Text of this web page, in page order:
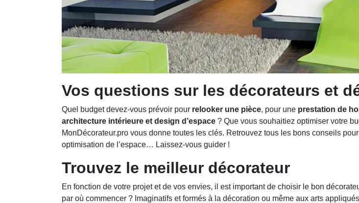
Vos questions sur les décorateurs et
Quel budget devez-vous prévoir pour relooker une pièce, pour une prestation de
architecture intérieure et design d’espace ? Que vous souhaitiez optimiser votre
MonDécorateur.pro vous donne toutes les clés. Retrouvez tous les bons conseils
optimisation de l’espace… Laissez-vous guider !
Trouvez le meilleur décorateur
En fonction de votre projet et de vos envies, il est important de choisir le bon
par où commencer ? Imaginatifs et formés à la décoration ou même aux arts